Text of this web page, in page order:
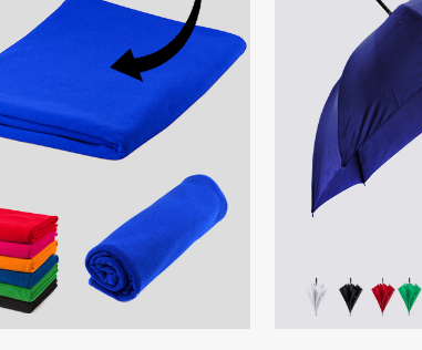
SELECCIONAR OPCIONES
/
DETALLES